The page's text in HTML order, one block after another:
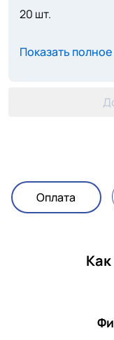
20 шт.
Показать
Оплата
Как